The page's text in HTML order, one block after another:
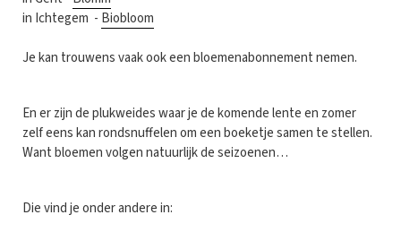
in Ichtegem - Biobloom
Je kan trouwens vaak ook een bloemenabonnement nemen.
En er zijn de plukweides waar je de komende lente en zomer
zelf eens kan rondsnuffelen om een boeketje samen te stellen.
Want bloemen volgen natuurlijk de seizoenen…
Die vind je onder andere in: